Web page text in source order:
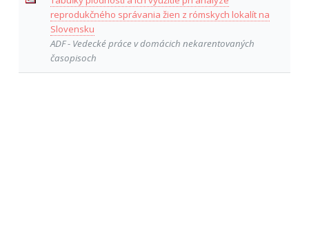
reprodukčného správania žien z rómskych lokalít na
Slovensku
ADF - Vedecké práce v domácich nekarentovaných
časopisoch